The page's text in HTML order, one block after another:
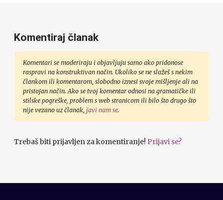
Komentiraj članak
Komentari se moderiraju i objavljuju samo ako pridonose
raspravi na konstruktivan način. Ukoliko se ne slažeš s nekim
člankom ili komentarom, slobodno iznesi svoje mišljenje ali na
pristojan način. Ako se tvoj komentar odnosi na gramatičke ili
stilske pogreške, problem s web stranicom ili bilo što drugo što
nije vezano uz članak, javi nam se.
Trebaš biti prijavljen za komentiranje! Prijavi se?